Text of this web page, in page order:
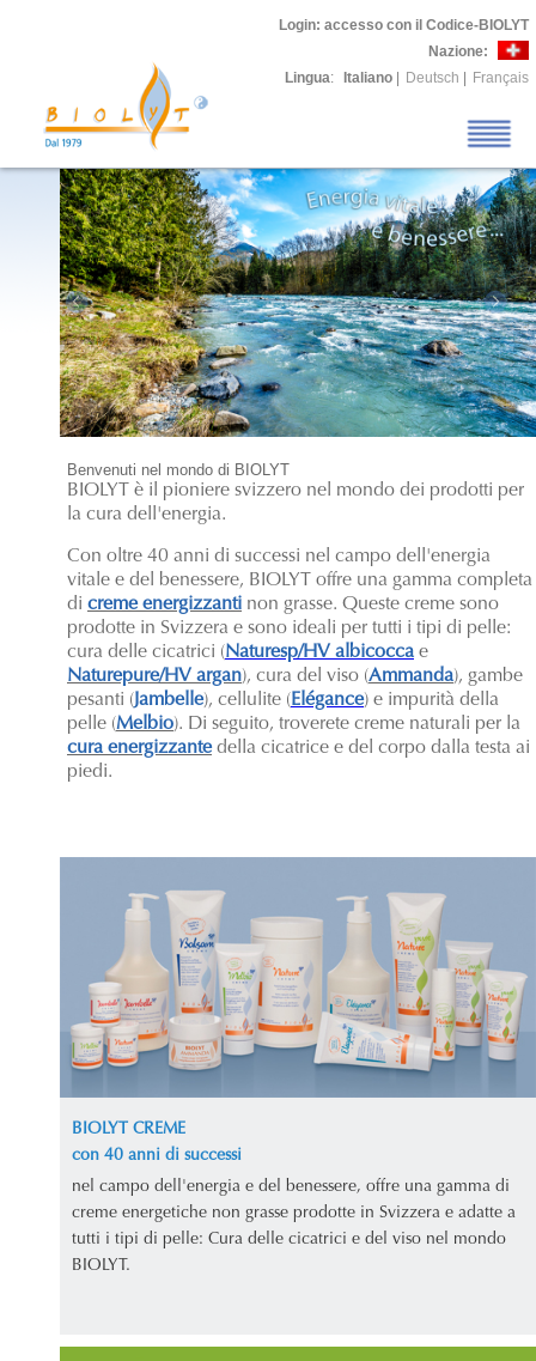
Login: accesso con il Codice-BIOLYT
Nazione:
Lingua: Italiano Deutsch Français
Benvenuti nel mondo di BIOLYT
BIOLYT è il pioniere svizzero nel mondo dei prodotti per
la cura dell'energia.
Con oltre 40 anni di successi nel campo dell'energia
vitale e del benessere, BIOLYT offre una gamma completa
di creme energizzanti non grasse. Queste creme sono
prodotte in Svizzera e sono ideali per tutti i tipi di pelle:
cura delle cicatrici (Naturesp/HV albicocca e
Naturepure/HV argan), cura del viso (Ammanda), gambe
pesanti (Jambelle), cellulite (Elégance) e impurità della
pelle (Melbio). Di seguito, troverete creme naturali per la
cura energizzantedella cicatrice e del corpo dalla testa ai
piedi.
BIOLYT CREME
con 40 anni di successi
nel campo dell'energia e del benessere, offre una gamma di
creme energetiche non grasse prodotte in Svizzera e adatte a
tutti i tipi di pelle: Cura delle cicatrici e del viso nel mondo
BIOLYT.